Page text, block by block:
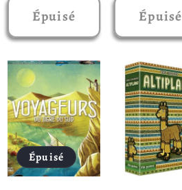
Épuisé Épuisé
Épuisé